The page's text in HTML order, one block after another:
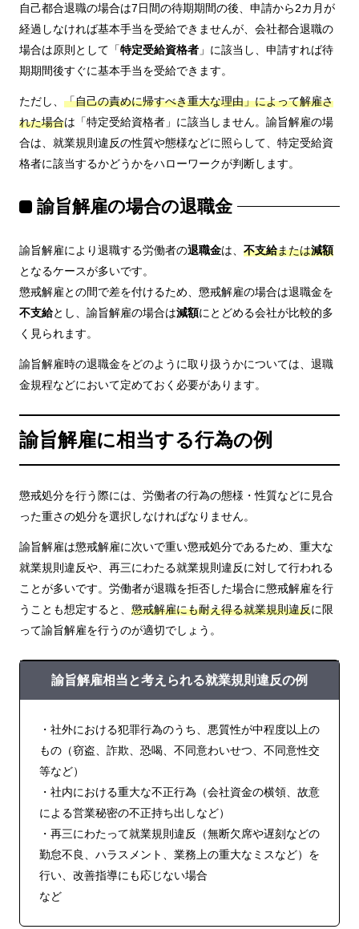
自己都合退職の場合は7日間の待期期間の後、申請から2カ月が
経過しなければ基本手当を受給できませんが、会社都合退職の
場合は原則として「特定受給資格者 」に該当し、申請すれば待
期期間後すぐに基本手当を受給できます。
ただし、 「自己の責めに帰すべき重大な理由」によって解雇さ
れた場合は「特定受給資格者」に該当しません。諭旨解雇の場
合は、就業規則違反の性質や態様などに照らして、特定受給資
格者に該当するかどうかをハローワークが判断します。
諭旨解雇の場合の退職金
諭旨解雇により退職する労働者の退職金は、 不支給または減額
となるケースが多いです。
懲戒解雇との間で差を付けるため、懲戒解雇の場合は退職金を
不支給とし、諭旨解雇の場合は減額にとどめる会社が比較的多
く見られます。
諭旨解雇時の退職金をどのように取り扱うかについては、退職
金規程などにおいて定めておく必要があります。
諭旨解雇に相当する行為の例
懲戒処分を行う際には、労働者の行為の態様・性質などに見合
った重さの処分を選択しなければなりません。
諭旨解雇は懲戒解雇に次いで重い懲戒処分であるため、重大な
就業規則違反や、再三にわたる就業規則違反に対して行われる
ことが多いです。労働者が退職を拒否した場合に懲戒解雇を行
うことも想定すると、 懲戒解雇にも耐え得る就業規則違反に限
って諭旨解雇を行うのが適切でしょう。
諭旨解雇相当と考えられる就業規則違反の例
・社外における犯罪行為のうち、悪質性が中程度以上の
もの（窃盗、詐欺、恐喝、不同意わいせつ、不同意性交
等など）
・社内における重大な不正行為（会社資金の横領、故意
による営業秘密の不正持ち出しなど）
・再三にわたって就業規則違反（無断欠席や遅刻などの
勤怠不良、ハラスメント、業務上の重大なミスなど）を
行い、改善指導にも応じない場合
など